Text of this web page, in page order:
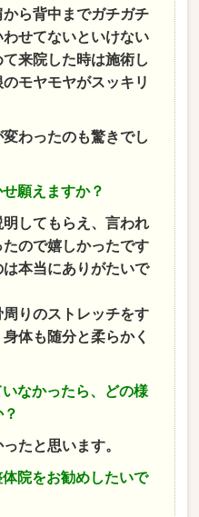
ら背中までガチガチ
せてないといけない
来院した時は施術し
モヤモヤがスッキリ
わったのも驚きでし
願えますか？
してもらえ、言われ
ので嬉しかったです
本当にありがたいで
りのストレッチをす
体も随分と柔らかく
なかったら、どの様
たと思います。
院をお勧めしたいで